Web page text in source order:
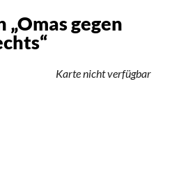
gegen
Karte nicht verfügbar